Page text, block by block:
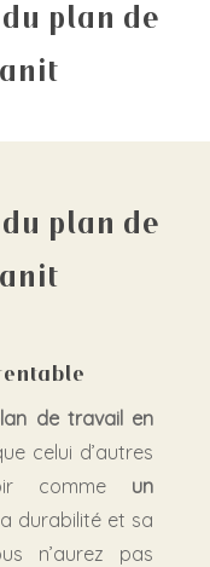
plan de
plan de
de travail en
celui d’autres
comme un
durabilité et sa
n’aurez pas